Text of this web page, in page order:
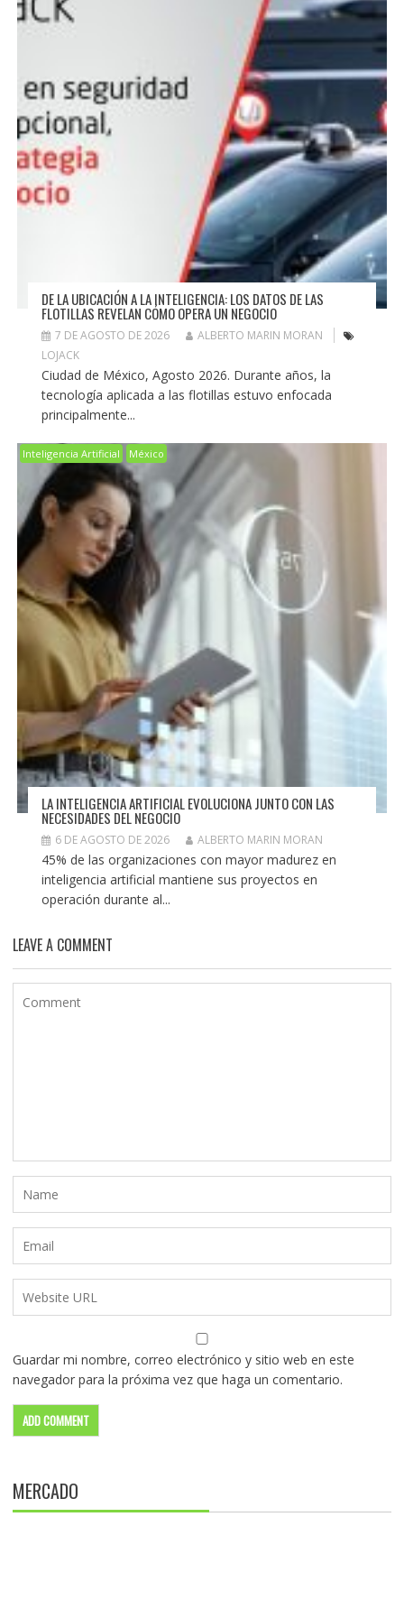
DE LA UBICACIÓN A LA INTELIGENCIA: LOS DATOS DE LAS
FLOTILLAS REVELAN CÓMO OPERA UN NEGOCIO
7 DE AGOSTO DE 2026
ALBERTO MARIN MORAN
LOJACK
Ciudad de México, Agosto 2026. Durante años, la
tecnología aplicada a las flotillas estuvo enfocada
principalmente...
Inteligencia Artificial México
LA INTELIGENCIA ARTIFICIAL EVOLUCIONA JUNTO CON LAS
NECESIDADES DEL NEGOCIO
6 DE AGOSTO DE 2026 ALBERTO MARIN MORAN
45% de las organizaciones con mayor madurez en
inteligencia artificial mantiene sus proyectos en
operación durante al...
LEAVE A COMMENT
Guardar mi nombre, correo electrónico y sitio web en este
navegador para la próxima vez que haga un comentario.
MERCADO